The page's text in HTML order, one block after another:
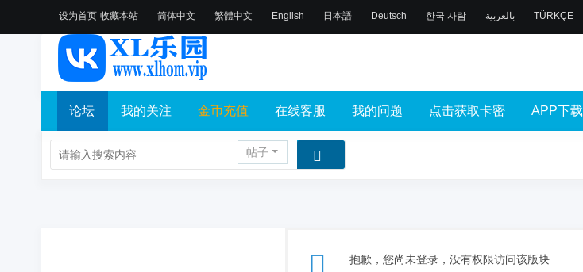
设为首页 收藏本站 简体中文 繁體中文 English 日本語 Deutsch 한국 사람 بالعربية TÜRKÇE
论坛 我的关注 金币充值 在线客服 我的问题 点击获取卡密 APP下载
帖子
抱歉，您尚未登录，没有权限访问该版块